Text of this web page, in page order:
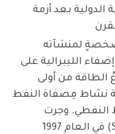
بعد أزمة
لمنشآته
الليبرالية على
الطاقة من أولى
نشاط مِصفاة النفط
النفطي. وجرت
خصخصةُ شركة (“سامير” SAMIR) في العام 1997